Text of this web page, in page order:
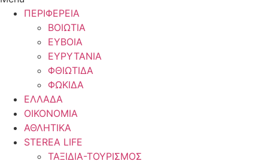
ΠΕΡΙΦΕΡΕΙΑ
ΒΟΙΩΤΙΑ
ΕΥΒΟΙΑ
ΕΥΡΥΤΑΝΙΑ
ΦΘΙΩΤΙΔΑ
ΦΩΚΙΔΑ
ΕΛΛΑΔΑ
ΟΙΚΟΝΟΜΙΑ
ΑΘΛΗΤΙΚΑ
STEREA LIFE
ΤΑΞΙΔΙΑ-ΤΟΥΡΙΣΜΟΣ